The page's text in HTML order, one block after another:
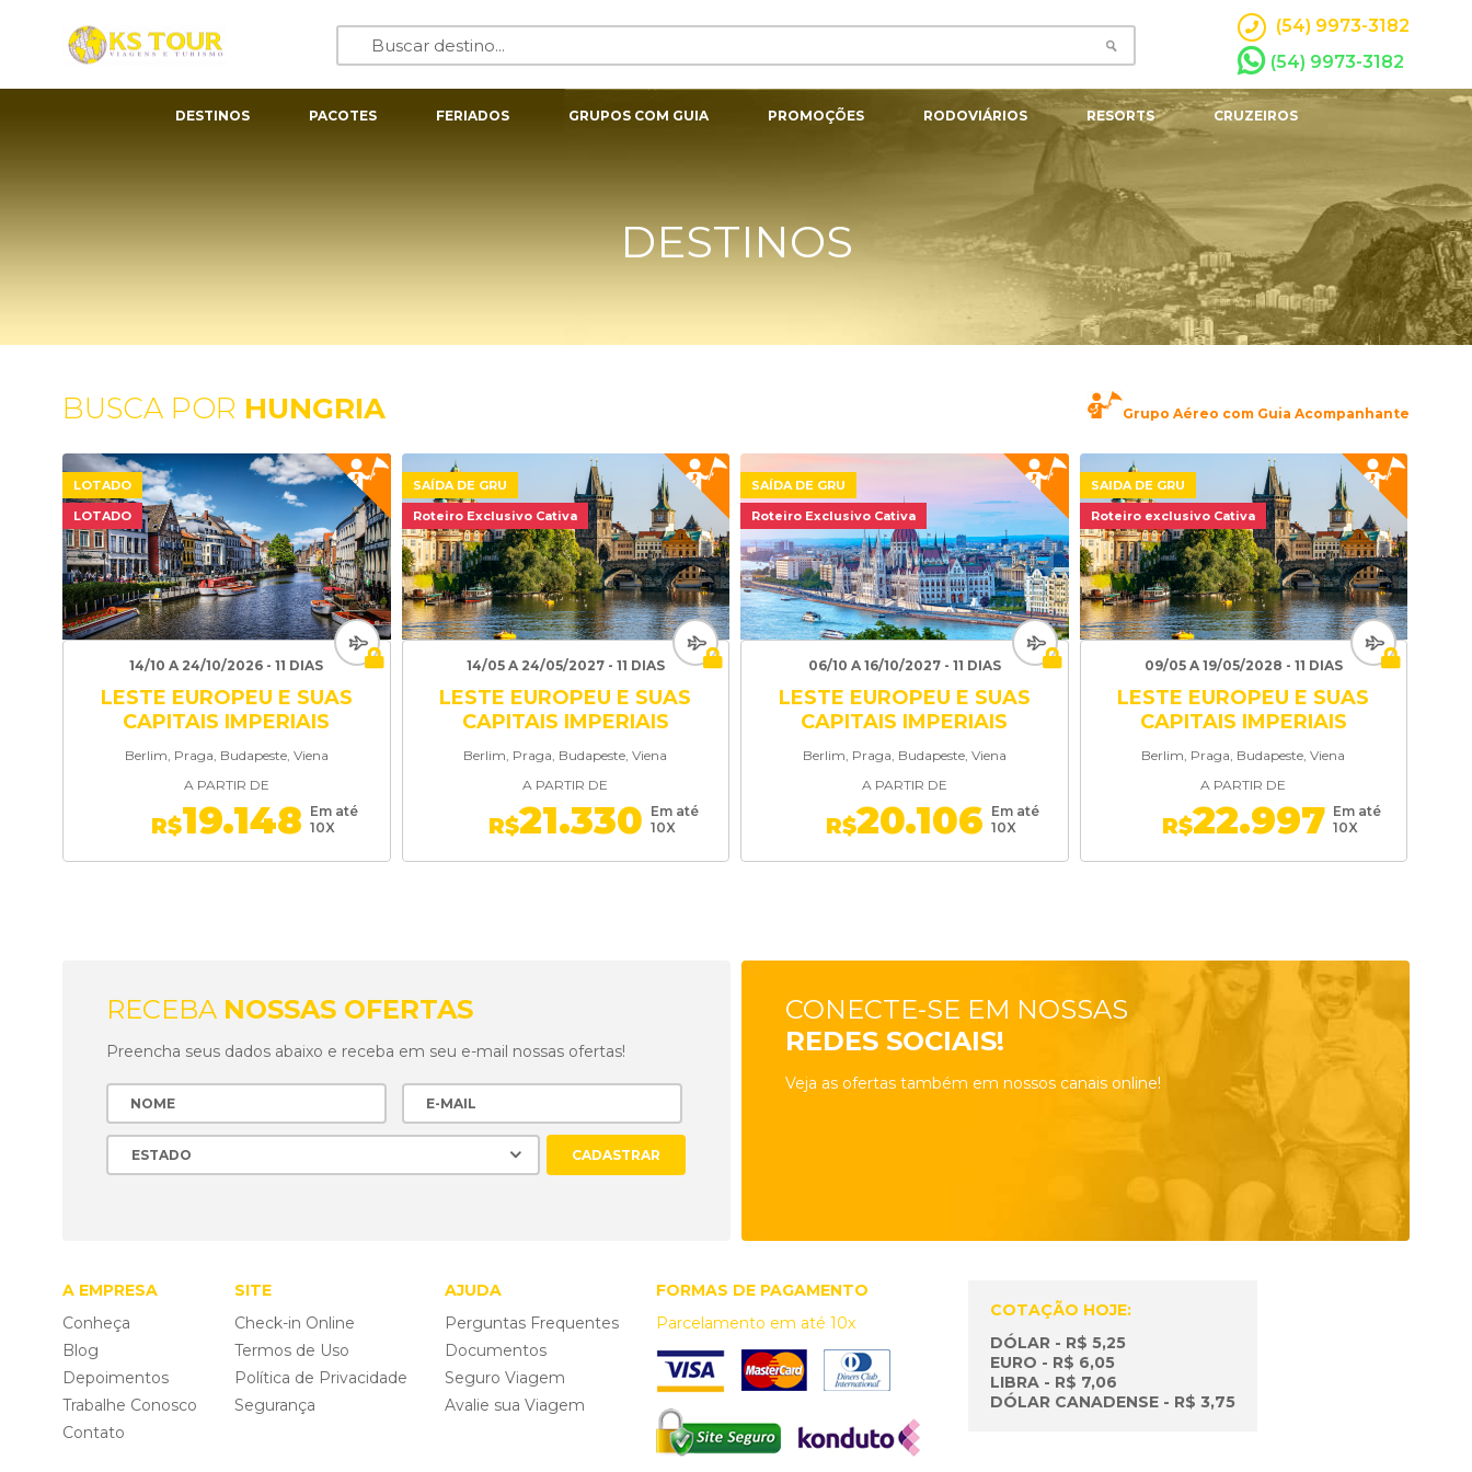
(54) 9973-3182
(54) 9973-3182
DESTINOS PACOTES FERIADOS GRUPOS COM GUIA PROMOÇÕES RODOVIÁRIOS RESORTS CRUZEIROS
DESTINOS
BUSCA POR HUNGRIA Grupo Aéreo com Guia Acompanhante
LOTADO
LOTADO
14/10 A 24/10/2026 - 11 DIAS
LESTE EUROPEU E SUAS
CAPITAIS IMPERIAIS
Berlim, Praga, Budapeste, Viena
A PARTIR DE
R$19.148 Em até
10X
SAÍDA DE GRU
Roteiro Exclusivo Cativa
14/05 A 24/05/2027 - 11 DIAS
LESTE EUROPEU E SUAS
CAPITAIS IMPERIAIS
Berlim, Praga, Budapeste, Viena
A PARTIR DE
R$21.330 Em até
10X
SAÍDA DE GRU
Roteiro Exclusivo Cativa
06/10 A 16/10/2027 - 11 DIAS
LESTE EUROPEU E SUAS
CAPITAIS IMPERIAIS
Berlim, Praga, Budapeste, Viena
A PARTIR DE
R$20.106 Em até
10X
SAIDA DE GRU
Roteiro exclusivo Cativa
09/05 A 19/05/2028 - 11 DIAS
LESTE EUROPEU E SUAS
CAPITAIS IMPERIAIS
Berlim, Praga, Budapeste, Viena
A PARTIR DE
R$22.997 Em até
10X
RECEBA NOSSAS OFERTAS
Preencha seus dados abaixo e receba em seu e-mail nossas ofertas!
CONECTE-SE EM NOSSAS
REDES SOCIAIS!
Veja as ofertas também em nossos canais online!
A EMPRESA
Conheça
Blog
Depoimentos
Trabalhe Conosco
Contato
SITE
Check-in Online
Termos de Uso
Política de Privacidade
Segurança
AJUDA
Perguntas Frequentes
Documentos
Seguro Viagem
Avalie sua Viagem
FORMAS DE PAGAMENTO
Parcelamento em até 10x
COTAÇÃO HOJE:
DÓLAR - R$ 5,25
EURO - R$ 6,05
LIBRA - R$ 7,06
DÓLAR CANADENSE - R$ 3,75